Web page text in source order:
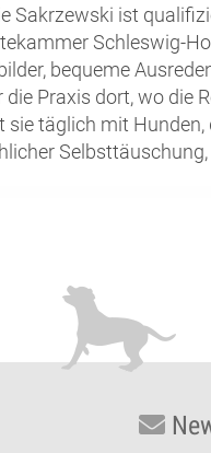
Sakrzewski ist
Schleswig-
bequeme
die Praxis dort, wo die
sie täglich mit